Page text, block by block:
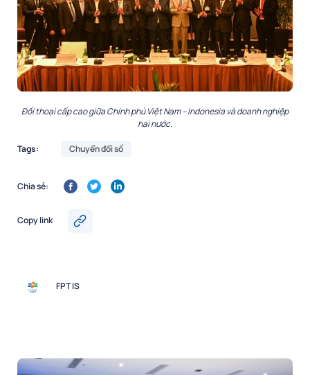
Đối thoại cấp cao giữa Chính phủ Việt Nam – Indonesia và doanh nghiệp
hai nước.
Tags: Chuyển đổi số
Chia sẻ:
Copy link
FPT IS